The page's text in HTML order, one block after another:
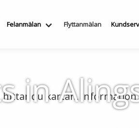
Felanmälan Flyttanmälan
in
hittar du kartan,